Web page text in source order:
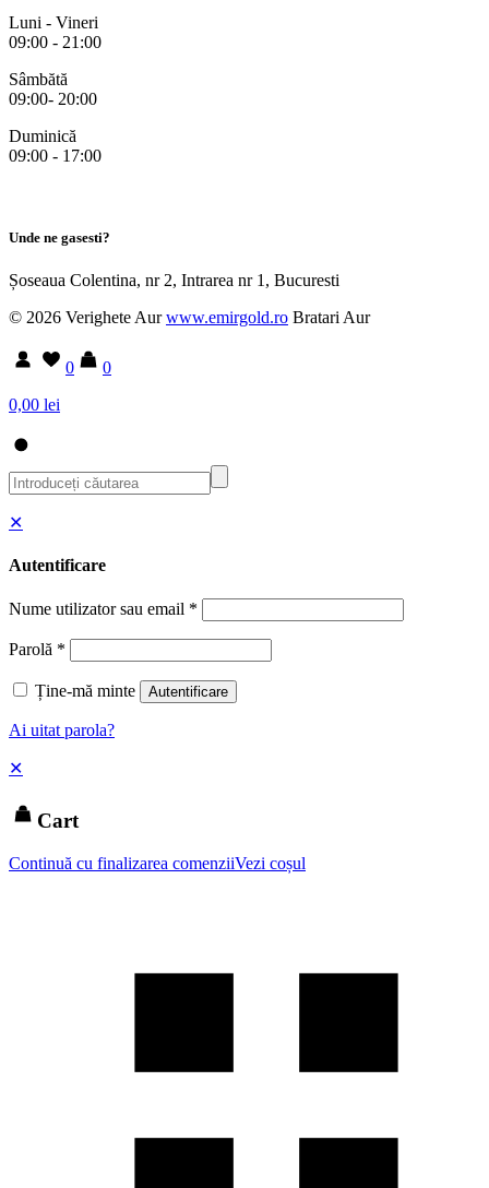
Luni - Vineri
09:00 - 21:00
Sâmbătă
09:00- 20:00
Duminică
09:00 - 17:00
Unde ne gasesti?
Șoseaua Colentina, nr 2, Intrarea nr 1, Bucuresti
© 2026 Verighete Aurwww.emirgold.ro Bratari Aur
0
0
0,00 lei
✕
Autentificare
Nume utilizator sau email *
Parolă *
Ține-mă minte Autentificare
Ai uitat parola?
✕
Cart
Continuă cu finalizarea comenziiVezi coșul